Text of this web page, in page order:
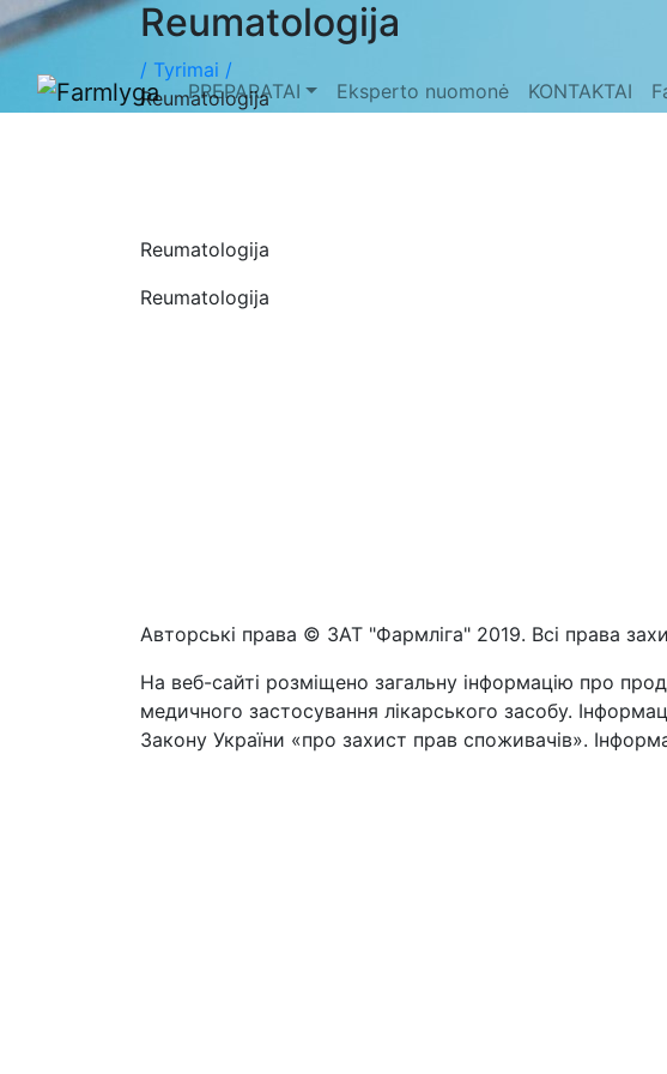
PREPARATAI Eksperto nuomonė KONTAKTAI
Reumatologija
/ Tyrimai /
Reumatologija
Reumatologija
Reumatologija
Авторські права © ЗАТ "Фармліга" 2019. Всі права
На веб-сайті розміщено загальну інформацію про
медичного застосування лікарського засобу.
Закону України «про захист прав споживачів».